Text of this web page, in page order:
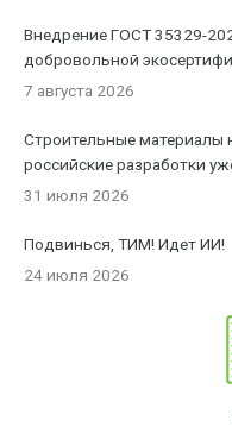
Внедрение ГОСТ 35329-
добровольной
7 августа 2026
Строительные материалы
российские разработки
31 июля 2026
Подвинься, ТИМ! Идет ИИ!
24 июля 2026